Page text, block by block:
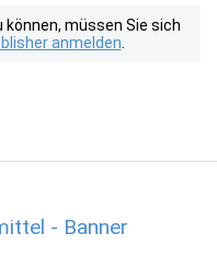
müssen Sie sich
anmelden
- Banner